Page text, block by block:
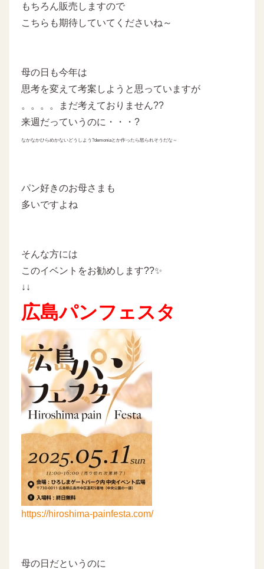
もちろん販売しますので
こちらも期待していてくださいね～
母の日も今年は
思考を変えて考案しようと思っていますが
。。。。まだ考えておりません??
来週だっていうのに・・・?
なかなかひらめかないどうしよう?demoniaとか作ったら怒られそうだな～
パン好きのお母さまも
多いですよね
そんな方には
このイベントをお勧めします??✨
↓↓
広島パンフェスタ
https://hiroshima-painfesta.com/
母の日だというのに